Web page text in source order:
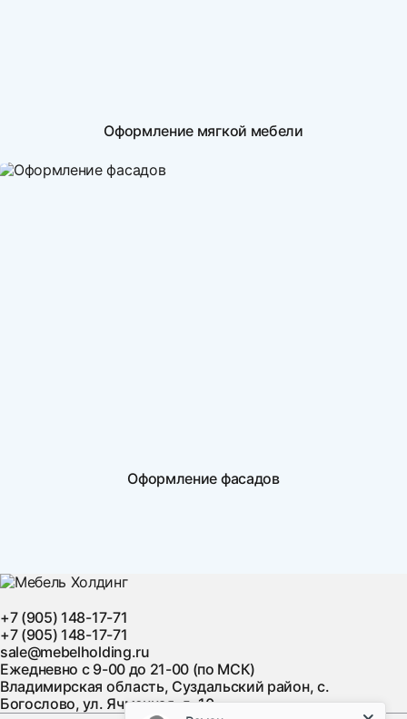
Оформление мягкой мебели
Оформление фасадов
+7 (905) 148-17-71
+7 (905) 148-17-71
sale@mebelholding.ru
Ежедневно с 9-00 до 21-00 (по МСК)
Владимирская область, Суздальский район, с.
Богослово, ул. Ячменная, д. 10